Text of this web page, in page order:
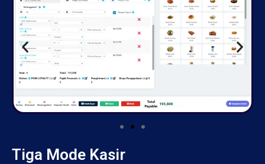
Tiga Mode Kasir